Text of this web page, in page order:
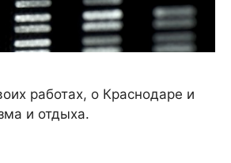
работах, о Краснодаре и
и отдыха.